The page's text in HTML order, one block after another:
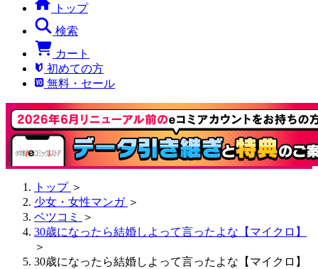
トップ
検索
カート
初めての方
無料・セール
トップ ＞
少女・女性マンガ ＞
ベツコミ
＞
30歳になったら結婚しよって言ったよな【マイクロ】
＞
30歳になったら結婚しよって言ったよな【マイクロ】